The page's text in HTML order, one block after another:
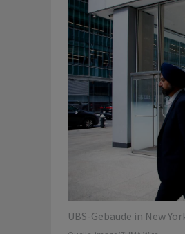
UBS-Gebäude in New